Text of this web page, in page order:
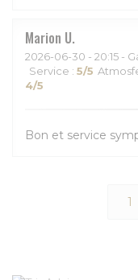
Marion U
2026-06-30 - 20:15 -
Service : 5/5
4/5
Bon et service
1